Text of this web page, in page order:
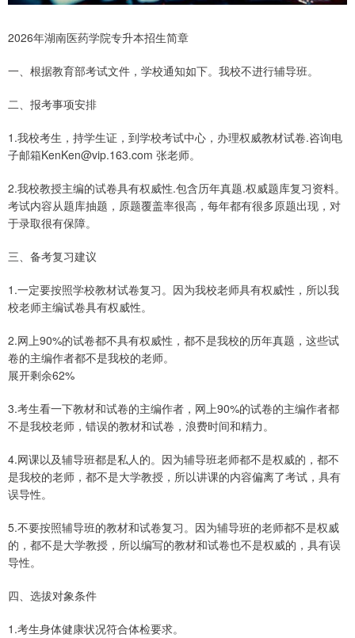
2026年湖南医药学院专升本招生简章
一、根据教育部考试文件，学校通知如下。我校不进行辅导班。
二、报考事项安排
1.我校考生，持学生证，到学校考试中心，办理权威教材试卷.咨询电
子邮箱KenKen@vip.163.com 张老师。
2.我校教授主编的试卷具有权威性.包含历年真题.权威题库复习资料。
考试内容从题库抽题，原题覆盖率很高，每年都有很多原题出现，对
于录取很有保障。
三、备考复习建议
1.一定要按照学校教材试卷复习。因为我校老师具有权威性，所以我
校老师主编试卷具有权威性。
2.网上90%的试卷都不具有权威性，都不是我校的历年真题，这些试
卷的主编作者都不是我校的老师。
展开剩余62%
3.考生看一下教材和试卷的主编作者，网上90%的试卷的主编作者都
不是我校老师，错误的教材和试卷，浪费时间和精力。
4.网课以及辅导班都是私人的。因为辅导班老师都不是权威的，都不
是我校的老师，都不是大学教授，所以讲课的内容偏离了考试，具有
误导性。
5.不要按照辅导班的教材和试卷复习。因为辅导班的老师都不是权威
的，都不是大学教授，所以编写的教材和试卷也不是权威的，具有误
导性。
四、选拔对象条件
1.考生身体健康状况符合体检要求。